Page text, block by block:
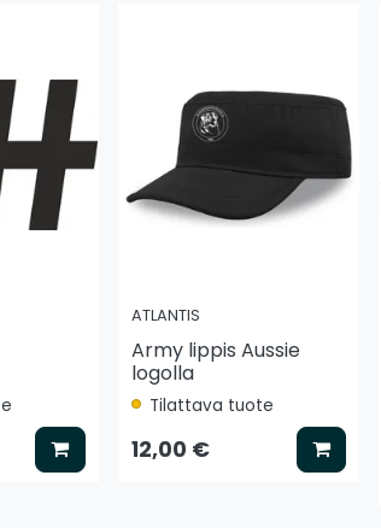
Lisää koriin
ATLANTIS
Army lippis Aussie
logolla
Tilattava tuote
12,00 €